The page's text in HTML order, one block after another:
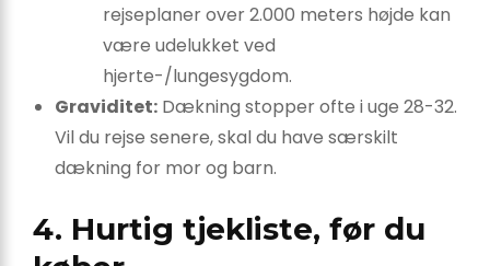
rejseplaner over 2.000 meters højde kan
være udelukket ved
hjerte-/lungesygdom.
Graviditet: Dækning stopper ofte i uge 28-32.
Vil du rejse senere, skal du have særskilt
dækning for mor og barn.
4. Hurtig tjekliste, før du